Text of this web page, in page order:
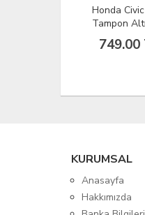
Civic FC5 Uyumlu Ön
Altı Flap 2016-2019
KURUMSAL
Anasayfa
Hakkımızda